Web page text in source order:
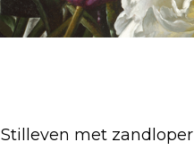
Stilleven met zandloper